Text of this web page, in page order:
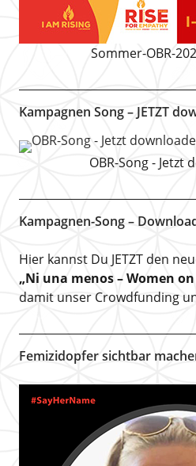
Sommer-OBR-
Kampagnen Song – JETZT
OBR-Song - Jetzt
Kampagnen-Song –
Hier kannst Du JETZT den
„Ni una menos – Women on
damit unser Crowdfunding
Femizidopfer sichtbar